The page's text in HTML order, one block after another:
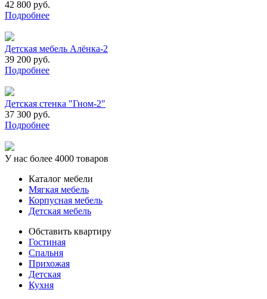
42 800 руб.
Подробнее
Детская мебель Алёнка-2
39 200 руб.
Подробнее
Детская стенка "Гном-2"
37 300 руб.
Подробнее
У нас более 4000 товаров
Каталог мебели
Мягкая мебель
Корпусная мебель
Детская мебель
Обставить квартиру
Гостиная
Спальня
Прихожая
Детская
Кухня